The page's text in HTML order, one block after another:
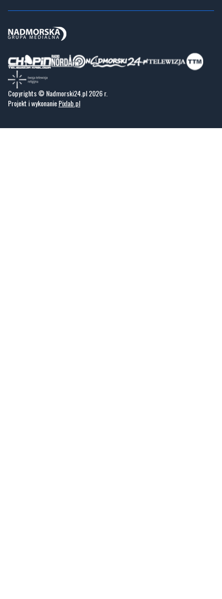
Copyrights © Nadmorski24.pl 2026 r.
Projekt i wykonaniePixlab.pl